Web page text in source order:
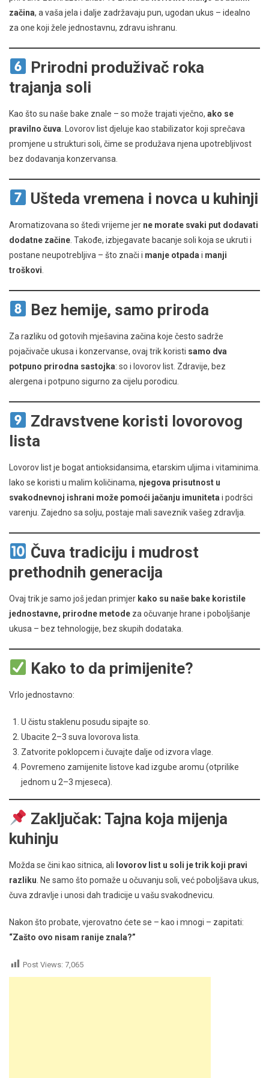
začina, a vaša jela i dalje zadržavaju pun, ugodan ukus – idealno
za one koji žele jednostavnu, zdravu ishranu.
Prirodni produživač roka
trajanja soli
Kao što su naše bake znale – so može trajati vječno, ako se
pravilno čuva . Lovorov list djeluje kao stabilizator koji sprečava
promjene u strukturi soli, čime se produžava njena upotrebljivost
bez dodavanja konzervansa.
Ušteda vremena i novca u kuhinji
Aromatizovana so štedi vrijeme jer ne morate svaki put dodavati
dodatne začine . Takođe, izbjegavate bacanje soli koja se ukruti i
postane neupotrebljiva – što znači i manje otpada i manji
troškovi
Bez hemije, samo priroda
Za razliku od gotovih mješavina začina koje često sadrže
pojačivače ukusa i konzervanse, ovaj trik koristi samo dva
potpuno prirodna sastojka: so i lovorov list. Zdravije, bez
alergena i potpuno sigurno za cijelu porodicu.
Zdravstvene koristi lovorovog
lista
Lovorov list je bogat antioksidansima, etarskim uljima i vitaminima.
Iako se koristi u malim količinama, njegova prisutnost u
svakodnevnoj ishrani može pomoći jačanju imuniteta i podršci
varenju. Zajedno sa solju, postaje mali saveznik vašeg zdravlja.
Čuva tradiciju i mudrost
prethodnih generacija
Ovaj trik je samo još jedan primjer kako su naše bake koristile
jednostavne, prirodne metode za očuvanje hrane i poboljšanje
ukusa – bez tehnologije, bez skupih dodataka.
Kako to da primijenite?
Vrlo jednostavno:
U čistu staklenu posudu sipajte so.
Ubacite 2–3 suva lovorova lista.
Zatvorite poklopcem i čuvajte dalje od izvora vlage.
Povremeno zamijenite listove kad izgube aromu (otprilike
jednom u 2–3 mjeseca).
Zaključak: Tajna koja mijenja
kuhinju
Možda se čini kao sitnica, ali lovorov list u soli je trik koji pravi
razliku . Ne samo što pomaže u očuvanju soli, već poboljšava ukus,
čuva zdravlje i unosi dah tradicije u vašu svakodnevicu.
Nakon što probate, vjerovatno ćete se – kao i mnogi – zapitati:
“Zašto ovo nisam ranije znala?”
Post Views: 7,065